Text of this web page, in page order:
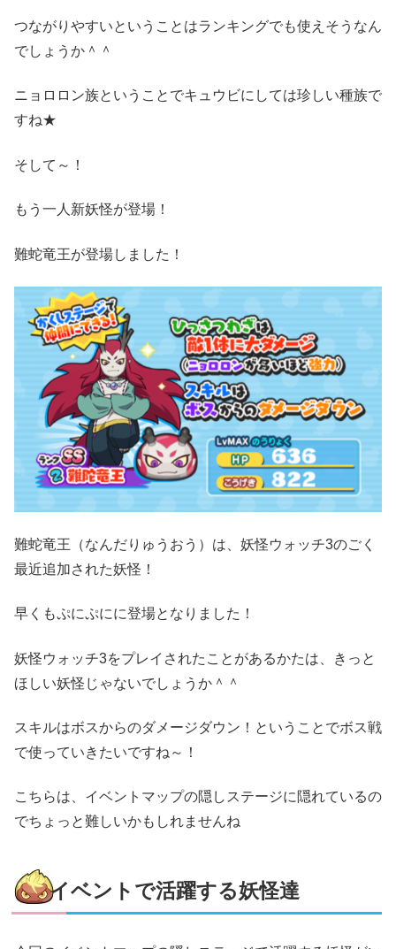
つながりやすいということはランキングでも使えそうなん
でしょうか＾＾
ニョロロン族ということでキュウビにしては珍しい種族で
すね★
そして～！
もう一人新妖怪が登場！
難蛇竜王が登場しました！
難蛇竜王（なんだりゅうおう）は、妖怪ウォッチ3のごく
最近追加された妖怪！
早くもぷにぷにに登場となりました！
妖怪ウォッチ3をプレイされたことがあるかたは、きっと
ほしい妖怪じゃないでしょうか＾＾
スキルはボスからのダメージダウン！ということでボス戦
で使っていきたいですね～！
こちらは、イベントマップの隠しステージに隠れているの
でちょっと難しいかもしれませんね
イベントで活躍する妖怪達